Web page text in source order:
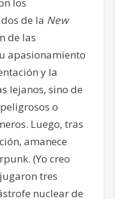
de la New
de las
apasionamiento
y la
lejanos, sino de
o
Luego, tras
amanece
(Yo creo
tres
nuclear de